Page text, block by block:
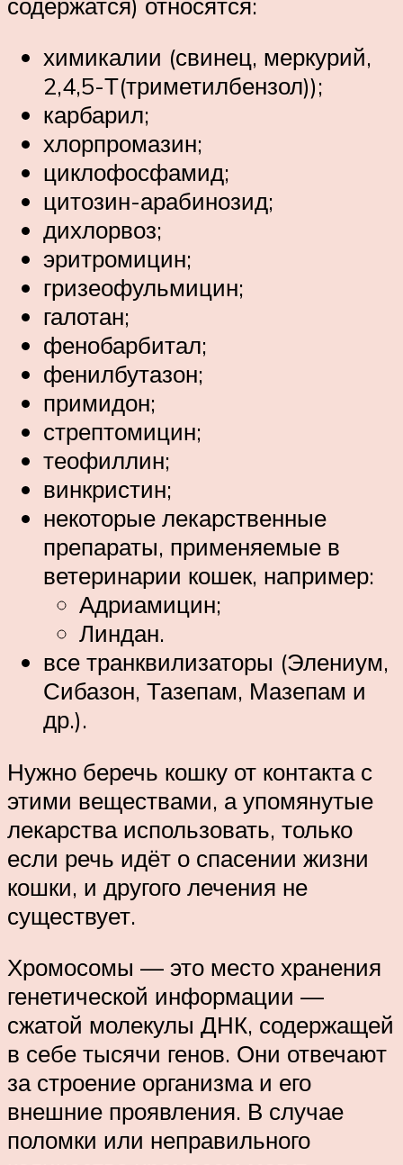
химикалии (свинец, меркурий,
2,4,5-Т(триметилбензол));
карбарил;
хлорпромазин;
циклофосфамид;
цитозин-арабинозид;
дихлорвоз;
эритромицин;
гризеофульмицин;
галотан;
фенобарбитал;
фенилбутазон;
примидон;
стрептомицин;
теофиллин;
винкристин;
некоторые лекарственные
препараты, применяемые в
ветеринарии кошек, например:
Адриамицин;
Линдан.
все транквилизаторы (Элениум,
Сибазон, Тазепам, Мазепам и
др.).
Нужно беречь кошку от контакта с
этими веществами, а упомянутые
лекарства использовать, только
если речь идёт о спасении жизни
кошки, и другого лечения не
существует.
Хромосомы — это место хранения
генетической информации —
сжатой молекулы ДНК, содержащей
в себе тысячи генов. Они отвечают
за строение организма и его
внешние проявления. В случае
поломки или неправильного